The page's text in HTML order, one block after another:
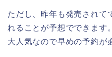
ただし、昨年も発売されて
れることが予想でできます。
大人気なので早めの予約が